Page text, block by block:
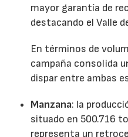
mayor garantía de
destacando el Valle
En términos de
campaña consolida
dispar entre ambas
Manzana: la
situado en 500.716
representa un